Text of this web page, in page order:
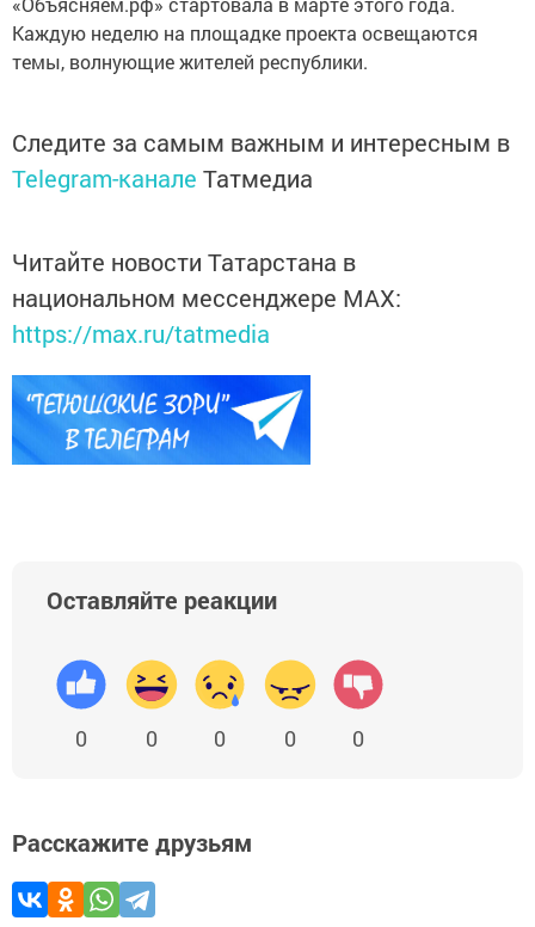
Каждую неделю на площадке проекта освещаются
темы, волнующие жителей республики.
Следите за самым важным и интересным в
Telegram-канале Татмедиа
Читайте новости Татарстана в
национальном мессенджере MАХ:
https://max.ru/tatmedia
Оставляйте реакции
0 0 0 0 0
Расскажите друзьям